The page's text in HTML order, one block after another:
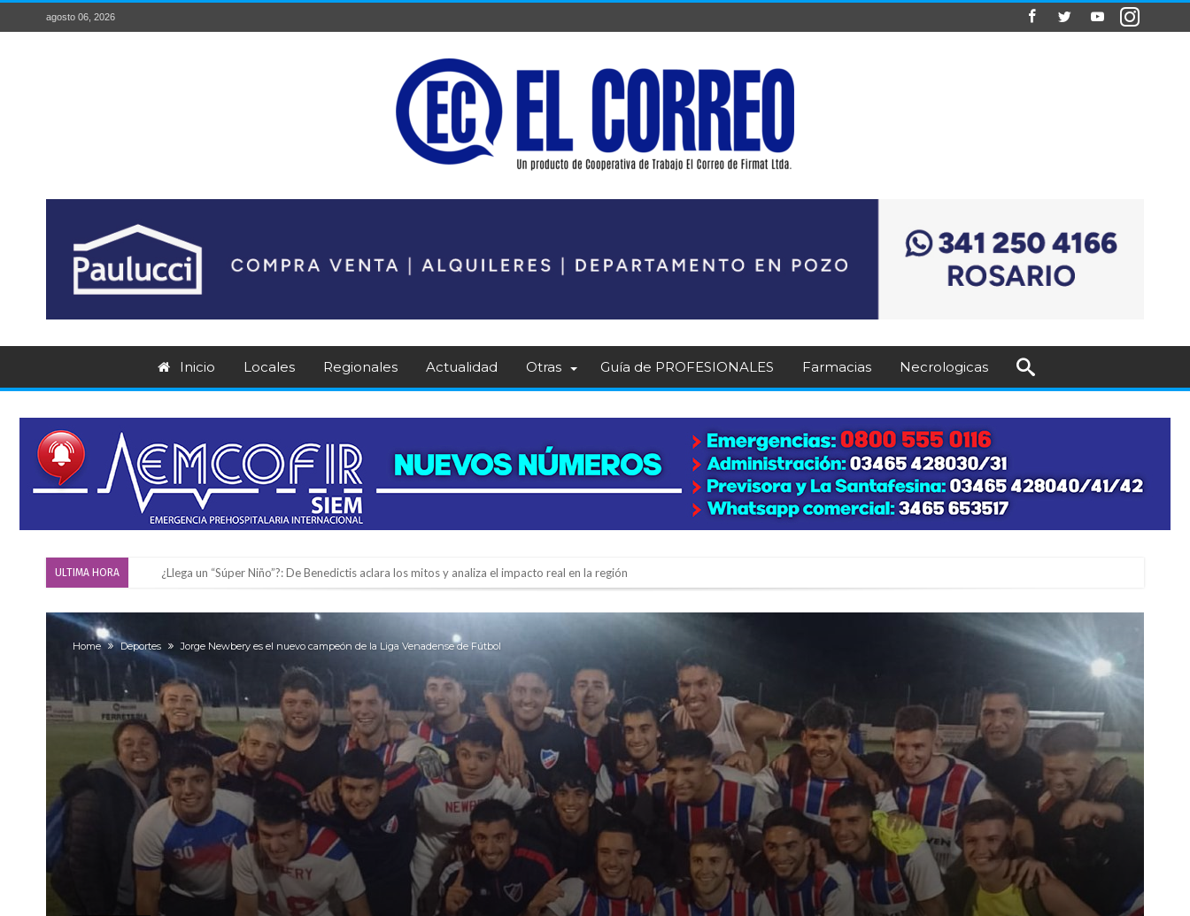
agosto 06, 2026
Inicio Locales Regionales Actualidad Otras Guía de PROFESIONALES Farmacias Necrologicas
ULTIMA HORA Cañada del Ucle se prepara para la 5ª edición de la Expo Dose
Villada: evalúan obras preventivas ante posibles lluvias intensas
Elortondo: avanza el plan de pavimentación con la licitación de cinco nuevas cuadras
Chovet realizó el primer taller de coaching para emprendedores
Confirmaron la fecha de la maratón “Gödeken Corre”
Comienza una mesa de lectura sobre literatura japonesa en la Biblioteca Popular Nosotros
Sueño albiceleste: la arquera firmatense Jazmín David fue citada a la Selección Argentina
Home Deportes Jorge Newbery es el nuevo campeón de la Liga Venadense de Fútbol